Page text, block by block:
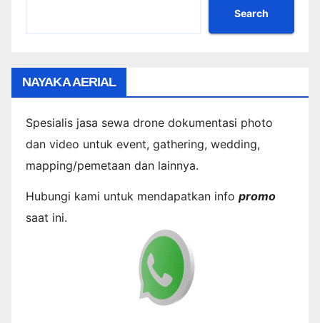
Search
NAYAKA AERIAL
Spesialis jasa sewa drone dokumentasi photo
dan video untuk event, gathering, wedding,
mapping/pemetaan dan lainnya.
Hubungi kami untuk mendapatkan info promo
saat ini.